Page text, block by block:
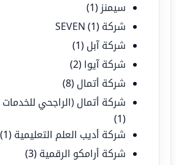
سيمنز (1)
شركة SEVEN (1)
شركة آبل (1)
شركة آيوا (2)
شركة أتمال (8)
شركة أتمال (الراجحي للخدمات
(1)
شركة أديب العلم التعليمية (1)
شركة أرامكو الرقمية (3)